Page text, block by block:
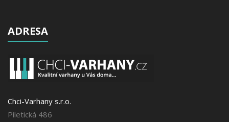
ADRESA
Chci-Varhany s.r.o.
Piletická 486